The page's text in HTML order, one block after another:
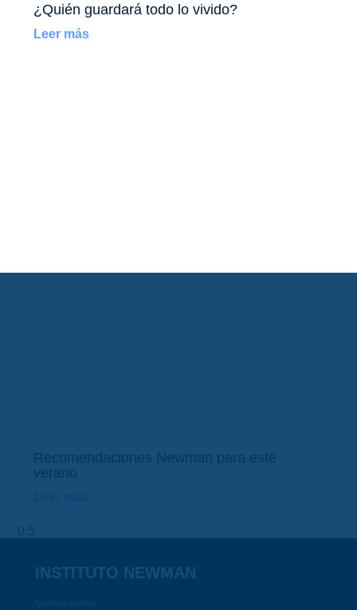
¿Quién guardará todo lo vivido?
Leer más
Recomendaciones Newman para este
verano
INSTITUTO NEWMAN